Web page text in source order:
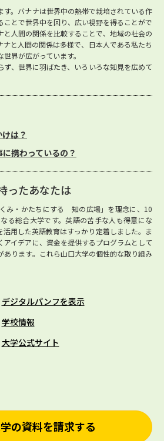
す。バナナは世界中の熱帯で栽培されている作
ことで世界中を回り、広い視野を得ることがで
と人間の関係を比較することで、地域の社会の
ナと人間の関係は多様で、日本人である私たち
界が広がっています。
ず、世界に羽ばたき、いろいろな知見を広めて
は？
携わっているの？
ったあなたは
み・かたちにする 知の広場」を理念に、10
る総合大学です。英語の苦手な人も得意にな
用した英語教育はすっかり定着しました。ま
アイデアに、資金を提供するプログラムとして
あります。これら山口大学の個性的な取り組み
デジタルパンフを表示
学校情報
大学公式サイト
の資料を請求する